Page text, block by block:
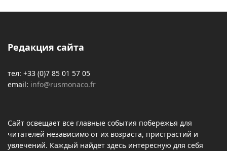
Редакция сайта
тел: +33 (0)7 85 01 57 05
email: info@rusmonaco.fr
Сайт освещает все главные события побережья для
читателей независимо от их возраста, пристрастий и
увлечений. Каждый найдет здесь интересную для себя